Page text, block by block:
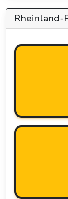
Rheinland-